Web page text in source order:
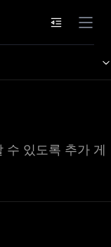
문서 목차
수 있도록 추가 게